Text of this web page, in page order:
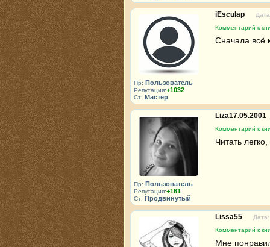
Пр: Пользователь
Репутация:+1032
Ст: Мастер
iEsculap
Комментарий к
Сначала всё
Пр: Пользователь
Репутация:+161
Ст: Продвинутый
Liza17.05.2001
Комментарий к
Читать
Lissa55
Комментарий к
Мне